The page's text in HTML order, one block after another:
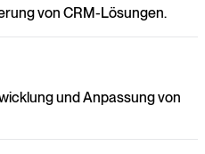
von CRM-Lösungen.
und Anpassung von